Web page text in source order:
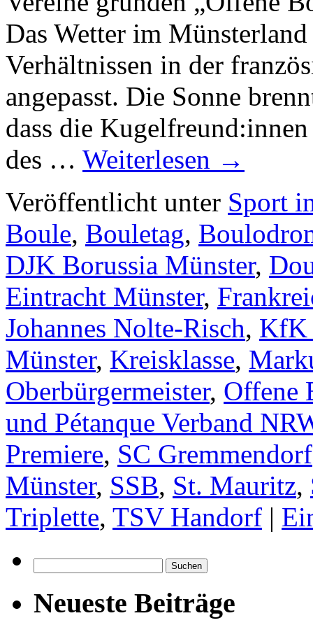
Das Wetter im
Verhältnissen in der
angepasst. Die Sonne
dass die
des … Weiterlesen →
Veröffentlicht unter Sport
Boule, Bouletag,
DJK Borussia Münster,
Eintracht Münster,
Johannes Nolte-Risch, KfK
Münster, Kreisklasse,
Oberbürgermeister, Offene
und Pétanque Verband
Premiere, SC Gremmendorf
Münster, SSB, St. Mauritz,
Triplette, TSV Handorf |
nach:
Neueste Beiträge